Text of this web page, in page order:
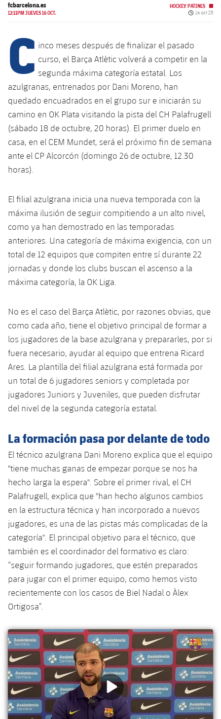
Centro de documentación
plusicon
más
Instalaciones
Spotify Camp Nou
Estadi Johan Cruyff
La Masia
plusicon
más
Servicios
Servicios Médicos
Accesibilidad
plusicon
más
Acreditaciones
Instalaciones
fcbarcelona.es
12:11PM JUEVES 16 OCT.
HOCKEY PATINES
Fecha de
16 oct 25
C inco meses después de finalizar el pasado
curso, el Barça Atlètic volverá a competir en la
segunda máxima categoría estatal. Los
azulgranas, entrenados por Dani Moreno, han
quedado encuadrados en el grupo sur e iniciarán su
camino en OK Plata visitando la pista del CH Palafrugell
(sábado 18 de octubre, 20 horas). El primer duelo en
casa, en el CEM Mundet, será el próximo fin de semana
ante el CP Alcorcón (domingo 26 de octubre, 12.30
horas).
El filial azulgrana inicia una nueva temporada con la
máxima ilusión de seguir compitiendo a un alto nivel,
como ya han demostrado en las temporadas
anteriores. Una categoría de máxima exigencia, con un
total de 12 equipos que compiten entre sí durante 22
jornadas y donde los clubs buscan el ascenso a la
máxima categoría, la OK Liga.
No es el caso del Barça Atlètic, por razones obvias, que
como cada año, tiene el objetivo principal de formar a
los jugadores de la base azulgrana y prepararles, por si
fuera necesario, ayudar al equipo que entrena Ricard
Ares. La plantilla del filial azulgrana está formada por
un total de 6 jugadores seniors y completada por
jugadores Juniors y Juveniles, que pueden disfrutar
del nivel de la segunda categoría estatal.
La formación pasa por delante de todo
El técnico azulgrana Dani Moreno explica que el equipo
"tiene muchas ganas de empezar porque se nos ha
hecho larga la espera". Sobre el primer rival, el CH
Palafrugell, explica que "han hecho algunos cambios
en la estructura técnica y han incorporado a nuevos
jugadores, es una de las pistas más complicadas de la
categoría". El principal objetivo para el técnico, que
también es el coordinador del formativo es claro:
“seguir formando jugadores, que estén preparados
para jugar con el primer equipo, como hemos visto
recientemente con los casos de Biel Nadal o Àlex
Ortigosa”.